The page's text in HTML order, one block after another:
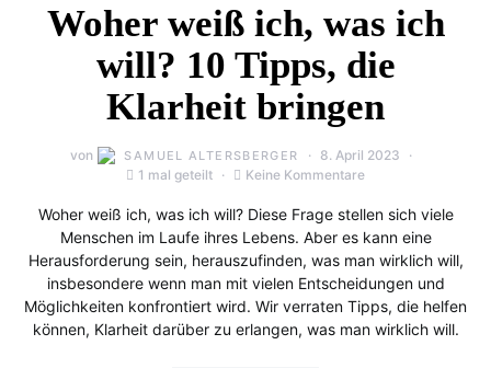
Woher weiß ich, was ich
will? 10 Tipps, die
Klarheit bringen
von SAMUEL ALTERSBERGER
8. April 2023
1 mal geteilt
Keine Kommentare
Woher weiß ich, was ich will? Diese Frage stellen sich viele
Menschen im Laufe ihres Lebens. Aber es kann eine
Herausforderung sein, herauszufinden, was man wirklich will,
insbesondere wenn man mit vielen Entscheidungen und
Möglichkeiten konfrontiert wird. Wir verraten Tipps, die helfen
können, Klarheit darüber zu erlangen, was man wirklich will.